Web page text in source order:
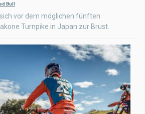
Bull
vor dem möglichen fünften
Turnpike in Japan zur Brust.